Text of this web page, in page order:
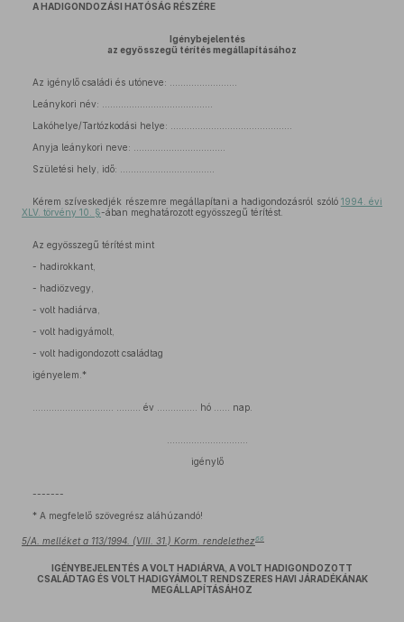
A HADIGONDOZÁSI HATÓSÁG RÉSZÉRE
Igénybejelentés
az egyösszegű térítés megállapításához
Az igénylő családi és utóneve: .........................
Leánykori név: .........................................
Lakóhelye/Tartózkodási helye: .............................................
Anyja leánykori neve: ..................................
Születési hely, idő: ...................................
Kérem szíveskedjék részemre megállapítani a hadigondozásról szóló 1994. évi
XLV. törvény 10. §-ában meghatározott egyösszegű térítést.
Az egyösszegű térítést mint
- hadirokkant,
- hadiözvegy,
- volt hadiárva,
- volt hadigyámolt,
- volt hadigondozott családtag
igényelem.*
………………………… ……… év …………… hó …… nap.
igénylő
-------
* A megfelelő szövegrész aláhúzandó!
5/A. melléket a 113/1994. (VIII. 31.) Korm. rendelethez66
IGÉNYBEJELENTÉS A VOLT HADIÁRVA, A VOLT HADIGONDOZOTT
CSALÁDTAG ÉS VOLT HADIGYÁMOLT RENDSZERES HAVI JÁRADÉKÁNAK
MEGÁLLAPÍTÁSÁHOZ